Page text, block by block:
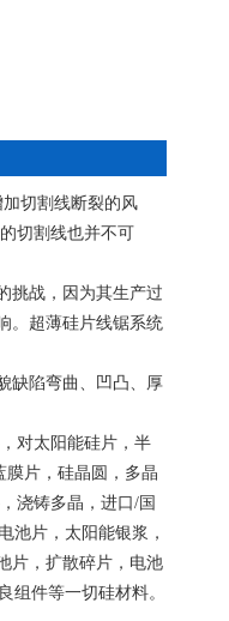
切割线断裂的风
切割线也并不可
挑战，因为其生产过
。超薄硅片线锯系统
缺陷弯曲、凹凸、厚
对太阳能硅片，半
膜片，硅晶圆，多晶
浇铸多晶，进口/国
池片，太阳能银浆，
片，扩散碎片，电池
件等一切硅材料。